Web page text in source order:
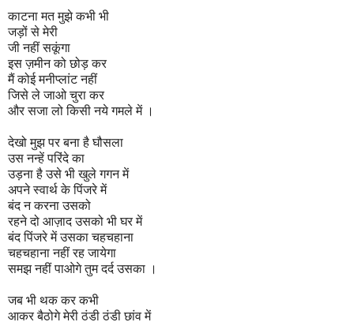
काटना मत मुझे कभी भी
जड़ों से मेरी
जी नहीं सकूंगा
इस ज़मीन को छोड़ कर
मैं कोई मनीप्लांट नहीं
जिसे ले जाओ चुरा कर
और सजा लो किसी नये गमले में ।
देखो मुझ पर बना है घौसला
उस नन्हें परिंदे का
उड़ना है उसे भी खुले गगन में
अपने स्वार्थ के पिंजरे में
बंद न करना उसको
रहने दो आज़ाद उसको भी घर में
बंद पिंजरे में उसका चहचहाना
चहचहाना नहीं रह जायेगा
समझ नहीं पाओगे तुम दर्द उसका ।
जब भी थक कर कभी
आकर बैठोगे मेरी ठंडी ठंडी छांव में